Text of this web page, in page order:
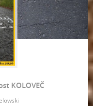
KOLOVEČ